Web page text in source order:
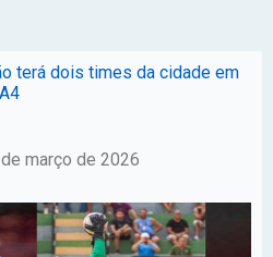
terá dois times da cidade em
março de 2026